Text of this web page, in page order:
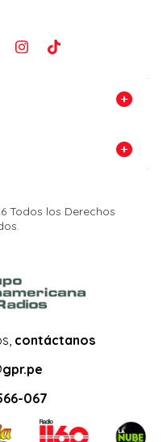
Todos los Derechos
contáctanos
067